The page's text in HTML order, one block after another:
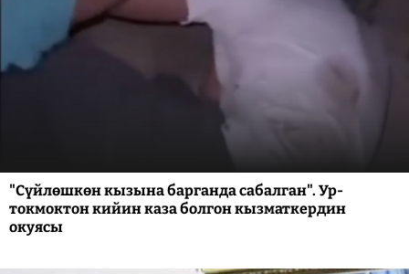
"Сүйлөшкөн кызына барганда сабалган". Ур-
токмоктон кийин каза болгон кызматкердин
окуясы